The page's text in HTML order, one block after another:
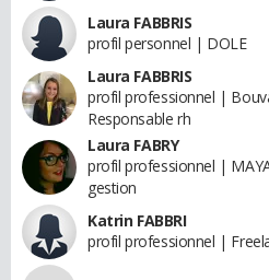
Laura FABBRIS
profil personnel | DOLE
Laura FABBRIS
profil professionnel |
Responsable rh
Laura FABRY
profil professionnel |
gestion
Katrin FABBRI
profil professionnel |